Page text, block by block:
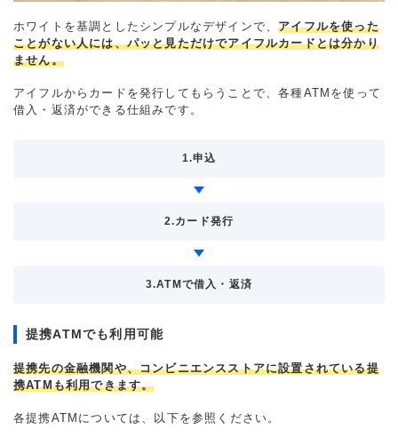
ホワイトを基調としたシンプルなデザインで、アイフルを使った
ことがない人には、パッと見ただけでアイフルカードとは分かり
ません。
アイフルからカードを発行してもらうことで、各種ATMを使って
借入・返済ができる仕組みです。
1.申込
2.カード発行
3.ATMで借入・返済
提携ATMでも利用可能
提携先の金融機関や、コンビニエンスストアに設置されている提
携ATMも利用できます。
各提携ATMについては、以下を参照ください。